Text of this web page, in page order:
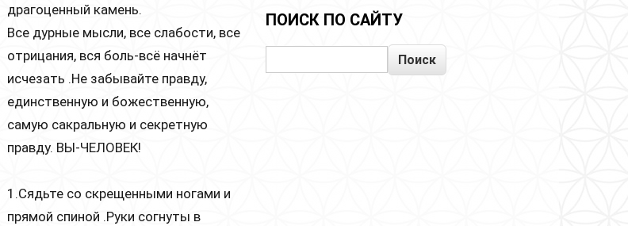
драгоценный камень.
Все дурные мысли, все слабости, все
отрицания, вся боль-всё начнёт
исчезать .Не забывайте правду,
единственную и божественную,
самую сакральную и секретную
правду. ВЫ-ЧЕЛОВЕК!
1.Сядьте со скрещенными ногами и
прямой спиной .Руки согнуты в
ПОИСК ПО САЙТУ